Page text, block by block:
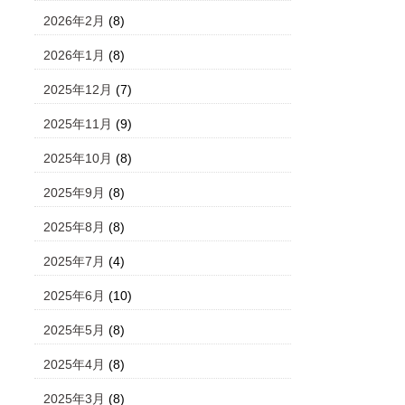
2026年2月 (8)
2026年1月 (8)
2025年12月 (7)
2025年11月 (9)
2025年10月 (8)
2025年9月 (8)
2025年8月 (8)
2025年7月 (4)
2025年6月 (10)
2025年5月 (8)
2025年4月 (8)
2025年3月 (8)